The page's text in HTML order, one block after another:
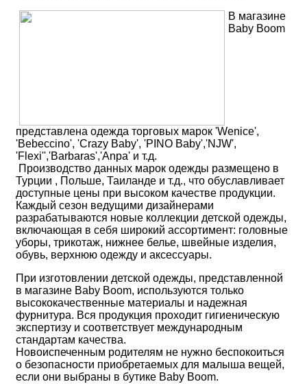
В магазине
Baby Boom
представлена одежда торговых марок 'Wenice',
'Bebeccino', 'Crazy Baby', 'PINO Baby','NJW',
'Flexi'','Barbaras','Anpa' и т.д.
Производство данных марок одежды размещено в
Турции , Польше, Таиланде и т.д., что обуславливает
доступные цены при высоком качестве продукции.
Каждый сезон ведущими дизайнерами
разрабатываются новые коллекции детской одежды,
включающая в себя широкий ассортимент: головные
уборы, трикотаж, нижнее белье, швейные изделия,
обувь, верхнюю одежду и аксессуары.
При изготовлении детской одежды, представленной
в магазине Baby Boom, используются только
высококачественные материалы и надежная
фурнитура. Вся продукция проходит гигиеническую
экспертизу и соответствует международным
стандартам качества.
Новоиспеченным родителям не нужно беспокоиться
о безопасности приобретаемых для малыша вещей,
если они выбраны в бутике Baby Boom.